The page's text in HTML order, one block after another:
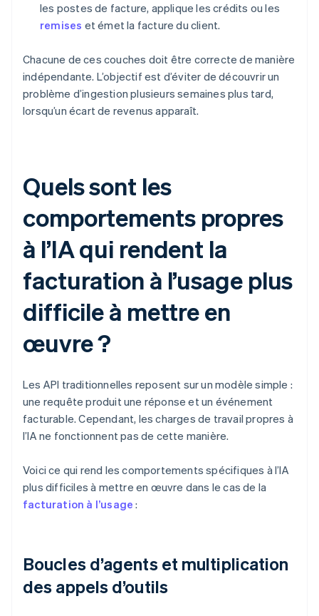
les postes de facture, applique les crédits ou les
remises et émet la facture du client.
Chacune de ces couches doit être correcte de manière
indépendante. L’objectif est d’éviter de découvrir un
problème d’ingestion plusieurs semaines plus tard,
lorsqu’un écart de revenus apparaît.
Quels sont les
comportements propres
à l’IA qui rendent la
facturation à l’usage plus
difficile à mettre en
œuvre ?
Les API traditionnelles reposent sur un modèle simple :
une requête produit une réponse et un événement
facturable. Cependant, les charges de travail propres à
l’IA ne fonctionnent pas de cette manière.
Voici ce qui rend les comportements spécifiques à l’IA
plus difficiles à mettre en œuvre dans le cas de la
facturation à l’usage :
Boucles d’agents et multiplication
des appels d’outils